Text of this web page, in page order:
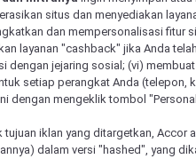
situs dan menyediakan
dan mempersonalisasi fitur
layanan "cashback" jika Anda telah
dengan jejaring sosial; (vi)
setiap perangkat Anda (telepon,
dengan mengeklik tombol
iklan yang ditargetkan, Accor
dalam versi "hashed", yang